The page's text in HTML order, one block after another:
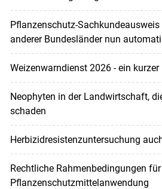
Pflanzenschutz-
anderer Bundesländer nun
Weizenwarndienst 2026 - ein kurzer
Neophyten in der Landwirtschaft,
schaden
Herbizidresistenzuntersuchung
Rechtliche Rahmenbedingungen
Pflanzenschutzmittelanwendung